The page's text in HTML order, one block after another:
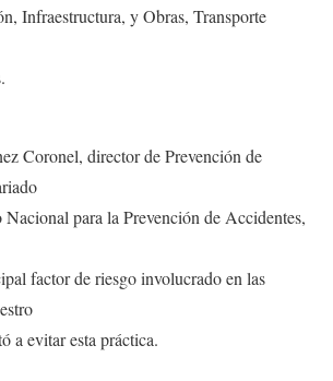
Infraestructura, y Obras, Transporte
Coronel, director de Prevención de
para la Prevención de Accidentes,
factor de riesgo involucrado en las
a evitar esta práctica.